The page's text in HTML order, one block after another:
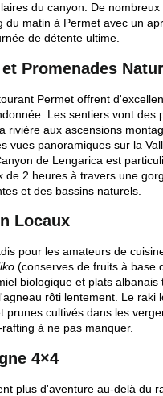
du canyon. De nombreux
du matin à Permet avec un
de détente ultime.
Promenades
Permet offrent
Les sentiers vont des
rivière aux ascensions
vues panoramiques sur la
de Lengarica est
2 heures à travers une
et des bassins naturels.
Locaux
pour les amateurs de
(conserves de fruits à base
biologique et plats albanais
rôti lentement. Le raki
prunes cultivés dans les
à ne pas manquer.
4×4
plus d'aventure au-delà du